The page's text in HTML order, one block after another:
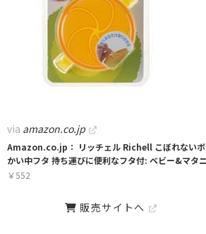
via amazon.co.jp
Amazon.co.jp： リッチェル Richell こぼれないボ
かい中フタ 持ち運びに便利なフタ付: ベビー&マタ
￥552
販売サイトへ